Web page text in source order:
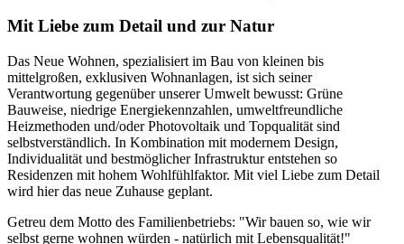
Mit Liebe zum Detail und zur Natur
Das Neue Wohnen, spezialisiert im Bau von kleinen bis
mittelgroßen, exklusiven Wohnanlagen, ist sich seiner
Verantwortung gegenüber unserer Umwelt bewusst: Grüne
Bauweise, niedrige Energiekennzahlen, umweltfreundliche
Heizmethoden und/oder Photovoltaik und Topqualität sind
selbstverständlich. In Kombination mit modernem Design,
Individualität und bestmöglicher Infrastruktur entstehen so
Residenzen mit hohem Wohlfühlfaktor. Mit viel Liebe zum Detail
wird hier das neue Zuhause geplant.
Getreu dem Motto des Familienbetriebs: "Wir bauen so, wie wir
selbst gerne wohnen würden - natürlich mit Lebensqualität!"